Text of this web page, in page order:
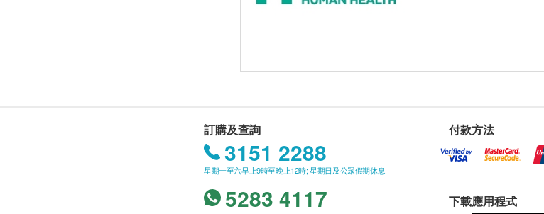
訂購及查詢
3151 2288
星期一至六早上9時至晚上12時; 星期日及公眾假期休息
5283 4117
付款方法
下載應用程式